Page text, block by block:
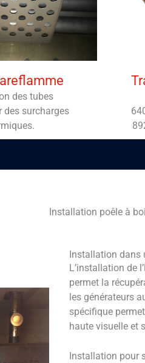
des tubes
des surcharges
Installation poêle à
Installation dans
L’installation de
permet la
les générateurs
spécifique
haute visuelle et
Installation pour